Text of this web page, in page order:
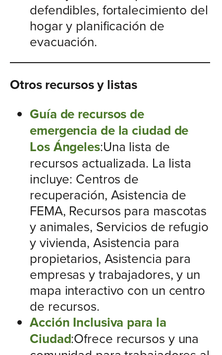
defendibles, fortalecimiento del
hogar y planificación de
evacuación.
Otros recursos y listas
Guía de recursos de
emergencia de la ciudad de
Los Ángeles:Una lista de
recursos actualizada. La lista
incluye: Centros de
recuperación, Asistencia de
FEMA, Recursos para mascotas
y animales, Servicios de refugio
y vivienda, Asistencia para
propietarios, Asistencia para
empresas y trabajadores, y un
mapa interactivo con un centro
de recursos.
Acción Inclusiva para la
Ciudad:Ofrece recursos y una